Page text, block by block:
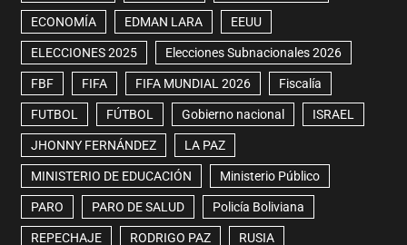
ECONOMÍA EDMAN LARA EEUU
ELECCIONES 2025 Elecciones Subnacionales 2026
FBF FIFA FIFA MUNDIAL 2026 Fiscalía
FUTBOL FÚTBOL Gobierno nacional ISRAEL
JHONNY FERNÁNDEZ LA PAZ
MINISTERIO DE EDUCACIÓN Ministerio Público
PARO PARO DE SALUD Policía Boliviana
REPECHAJE RODRIGO PAZ RUSIA